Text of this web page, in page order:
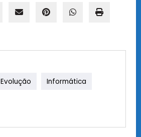
Evolução Informática